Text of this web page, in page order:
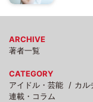
ARCHIVE
著者一覧
CATEGORY
アイドル・芸能
カル
連載・コラム